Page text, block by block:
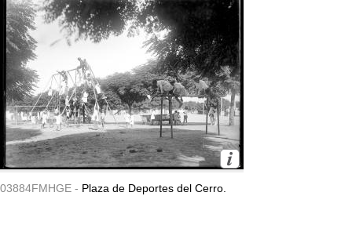
03884FMHGE - Plaza de Deportes del Cerro.